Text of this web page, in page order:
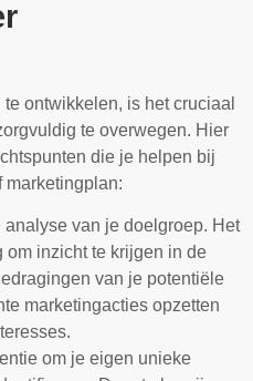
ontwikkelen, is het cruciaal
te overwegen. Hier
die je helpen bij
marketingplan:
van je doelgroep. Het
om inzicht te krijgen in de
van je potentiële
marketingacties opzetten
om je eigen unieke